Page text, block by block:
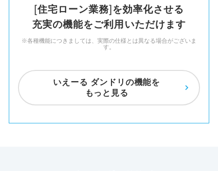
住宅ローン業務 を効率化させる
充実の機能をご利用いただけます
※各種機能につきましては、実際の仕様とは異なる場合がございま
す。
いえーる ダンドリの機能を
もっと見る